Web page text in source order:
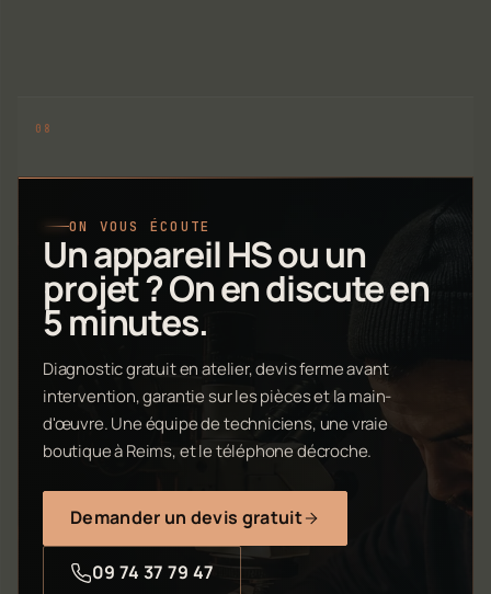
ON VOUS ÉCOUTE
Un appareil HS ou un
projet ? On en discute en
5 minutes.
Diagnostic gratuit en atelier, devis ferme avant
intervention, garantie sur les pièces et la main-
d'œuvre. Une équipe de techniciens, une vraie
boutique à Reims, et le téléphone décroche.
Demander un devis gratuit
09 74 37 79 47